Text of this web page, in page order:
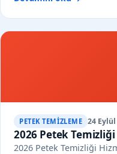
PETEK TEMIZLEME 24
2026 Petek
2026 Petek Temizliği